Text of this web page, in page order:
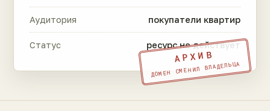
Аудитория покупатели квартир
Статус ресурс не действует
АРХИВ
ДОМЕН СМЕНИЛ ВЛАДЕЛЬЦА